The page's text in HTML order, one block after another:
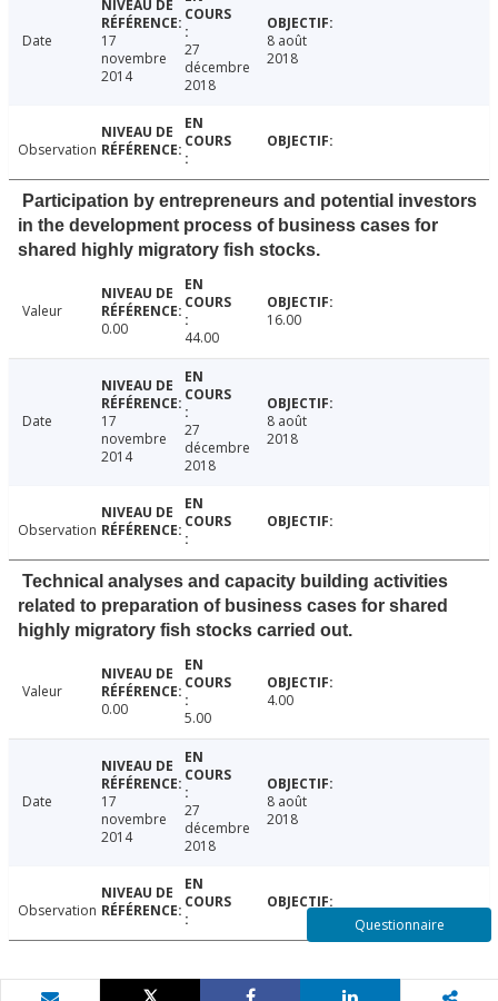
Date
17
novembre
2014
27
décembre
2018
8 août
2018
Observation
Participation by entrepreneurs and potential investors
in the development process of business cases for
shared highly migratory fish stocks.
Valeur
0.00
44.00
16.00
Date
17
novembre
2014
27
décembre
2018
8 août
2018
Observation
Technical analyses and capacity building activities
related to preparation of business cases for shared
highly migratory fish stocks carried out.
Valeur
0.00
5.00
4.00
Date
17
novembre
2014
27
décembre
2018
8 août
2018
Observation
Questionnaire